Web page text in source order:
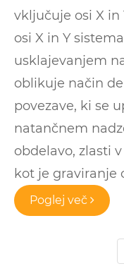
vključuje osi X in
osi X in Y
usklajevanjem
oblikuje način
povezave, ki se
natančnem
obdelavo, zlasti
kot je graviranje
Poglej več